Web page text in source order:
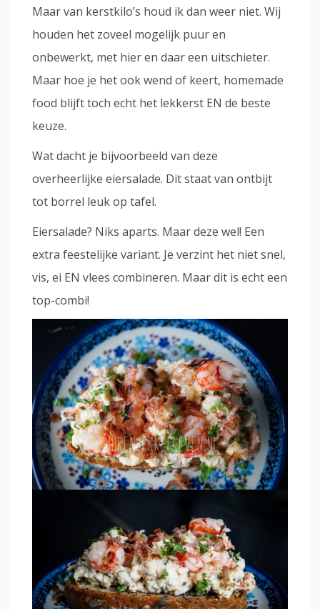
Maar van kerstkilo’s houd ik dan weer niet. Wij
houden het zoveel mogelijk puur en
onbewerkt, met hier en daar een uitschieter.
Maar hoe je het ook wend of keert, homemade
food blijft toch echt het lekkerst EN de beste
keuze.
Wat dacht je bijvoorbeeld van deze
overheerlijke eiersalade. Dit staat van ontbijt
tot borrel leuk op tafel.
Eiersalade? Niks aparts. Maar deze wel! Een
extra feestelijke variant. Je verzint het niet snel,
vis, ei EN vlees combineren. Maar dit is echt een
top-combi!